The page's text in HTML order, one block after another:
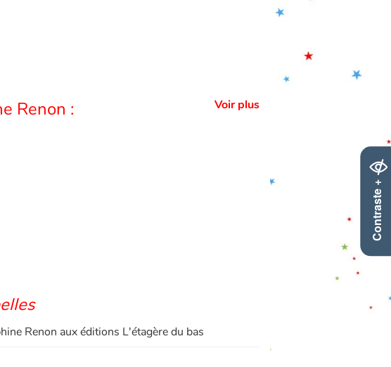
Contraste +
Renon : Voir plus
Renon aux éditions L'étagère du bas